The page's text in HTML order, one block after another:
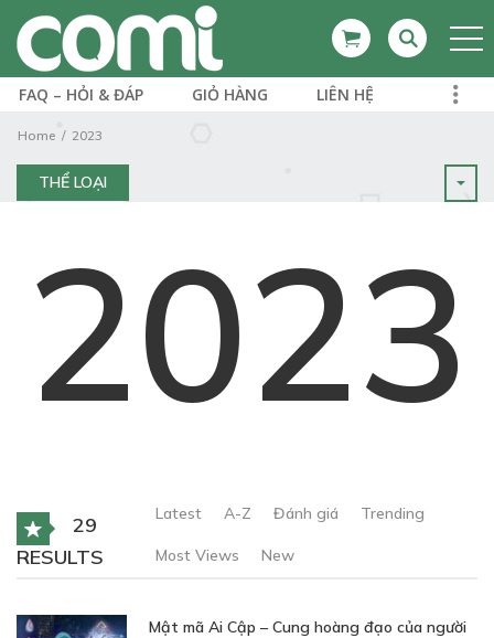
FAQ – HỎI & ĐÁP GIỎ HÀNG LIÊN HỆ
Home 2023
THỂ LOẠI
2023
29
RESULTS
Latest A-Z Đánh giá Trending
Most Views New
Mật mã Ai Cập – Cung hoàng đạo của người